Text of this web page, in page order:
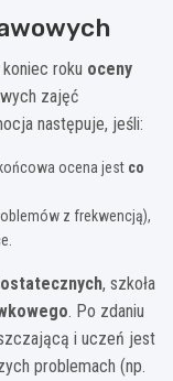
roku oceny
zajęć
następuje, jeśli:
ocena jest co
z frekwencją),
, szkoła
. Po zdaniu
i uczeń jest
problemach (np.